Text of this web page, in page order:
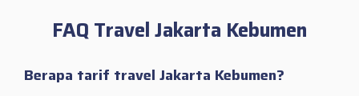
FAQ Travel Jakarta Kebumen
Berapa tarif travel Jakarta Kebumen?